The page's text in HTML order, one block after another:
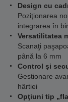
Design cu
Poziţionarea
integrarea în
Versatilitatea
Scanaţi
până la 6 mm
Control şi
Gestionare
hârtiei
Opţiuni tip